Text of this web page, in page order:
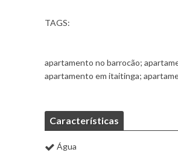
TAGS:
apartamento no barrocão;
apartamento em itaitinga;
Características
Água